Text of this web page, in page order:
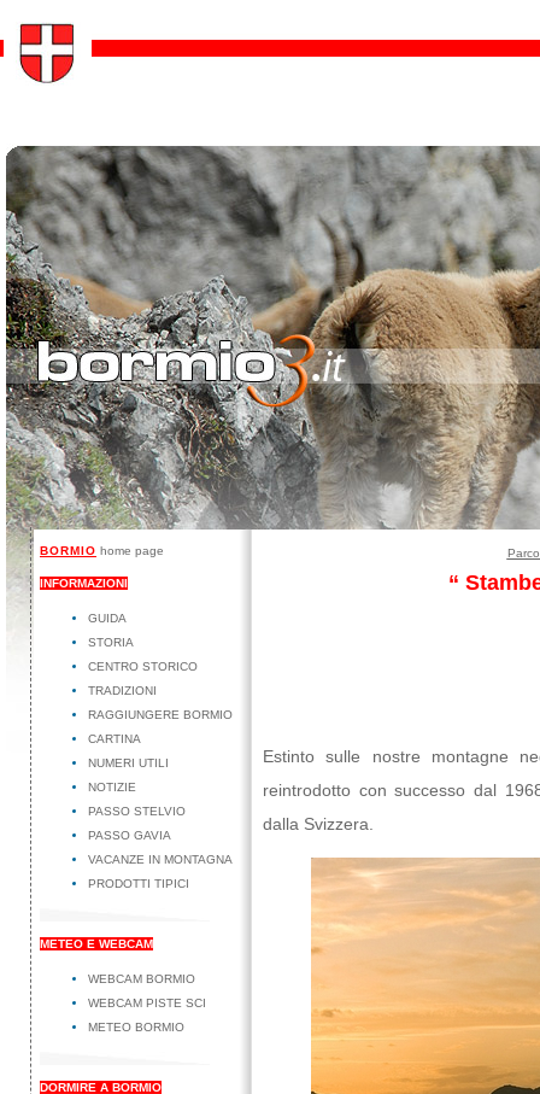
“
Estinto sulle nostre montagne
reintrodotto con successo dal
dalla Svizzera.
BORMIO home page
INFORMAZIONI
GUIDA
STORIA
CENTRO STORICO
TRADIZIONI
RAGGIUNGERE BORMIO
CARTINA
NUMERI UTILI
NOTIZIE
PASSO STELVIO
PASSO GAVIA
VACANZE IN MONTAGNA
PRODOTTI TIPICI
METEO E WEBCAM
WEBCAM BORMIO
WEBCAM PISTE SCI
METEO BORMIO
DORMIRE A BORMIO